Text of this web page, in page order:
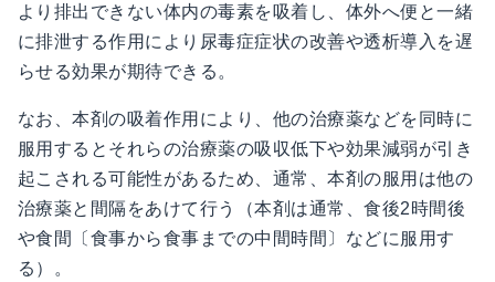
より排出できない体内の毒素を吸着し、体外へ便と一緒
に排泄する作用により尿毒症症状の改善や透析導入を遅
らせる効果が期待できる。
なお、本剤の吸着作用により、他の治療薬などを同時に
服用するとそれらの治療薬の吸収低下や効果減弱が引き
起こされる可能性があるため、通常、本剤の服用は他の
治療薬と間隔をあけて行う（本剤は通常、食後2時間後
や食間〔食事から食事までの中間時間〕などに服用す
る）。